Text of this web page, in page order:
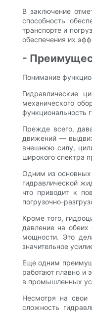
В заключение
способность
транспорте и
обеспечения их
-
Понимание
Гидравлические
механического
функциональность
Прежде всего,
движений —
внешнюю силу,
широкого спектра
Одним из основных
гидравлической
что приводит к
погрузочно-
Кроме того,
давление на
мощности. Это
значительное
Еще одним
работают плавно и
в промышленных
Несмотря на свои
сложность